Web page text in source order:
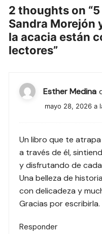
2 thoughts on “
Sandra Morejón
la acacia están
lectores”
Esther Medina
mayo 28, 2026 a
Un libro que te
a través de él,
y disfrutando de
Una belleza de
con delicadeza y
Gracias por escribirla.
Responder